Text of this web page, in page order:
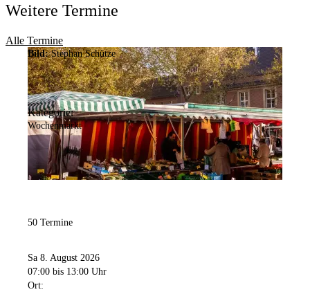
Weitere Termine
Alle Termine
Bild: Stephan Schütze
Kategorie:
Wochenmarkt
50 Termine
Sa 8. August 2026
07:00 bis 13:00 Uhr
Ort: